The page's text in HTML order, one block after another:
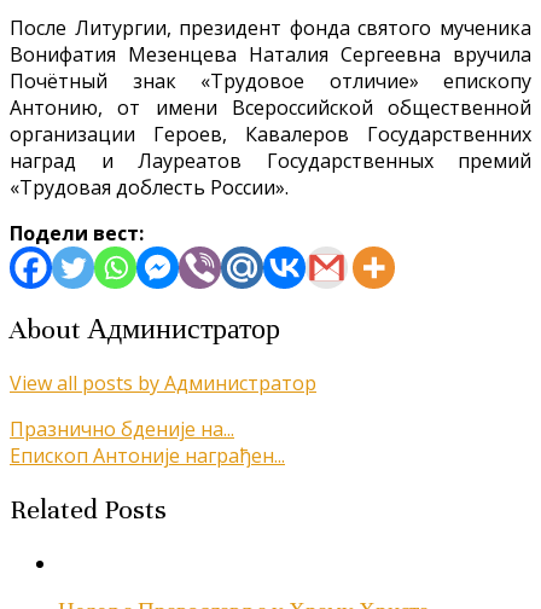
После Литургии, президент фонда святого мученика
Вонифатия Мезенцева Наталия Сергеевна вручила
Почётный знак «Трудовое отличие» епископу
Антонию, от имени Всероссийской общественной
организации Героев, Кавалеров Государственних
наград и Лауреатов Государственных премий
«Трудовая доблесть России».
Подели вест:
About Администратор
View all posts by Администратор
Кретање
чланка
Празнично бденије на...
Епископ Антоније награђен...
Related Posts